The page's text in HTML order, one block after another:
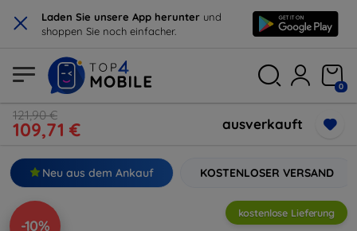
× Laden Sie unsere App herunter und
shoppen Sie noch einfacher.
0
121,90 €
109,71 € ausverkauft
Neu aus dem Ankauf KOSTENLOSER VERSAND
-10%
kostenlose Lieferung